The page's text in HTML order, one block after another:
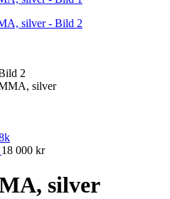
silver
18 000 kr
silver